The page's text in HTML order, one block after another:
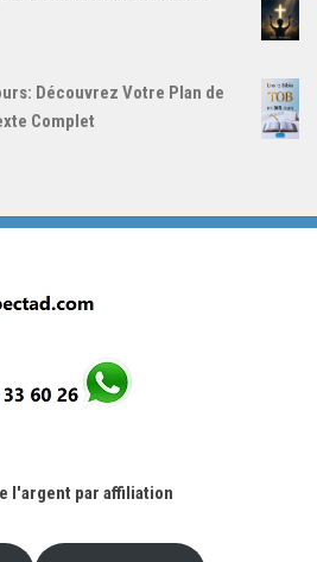
Découvrez Votre Plan de
Complet
l'argent par affiliation